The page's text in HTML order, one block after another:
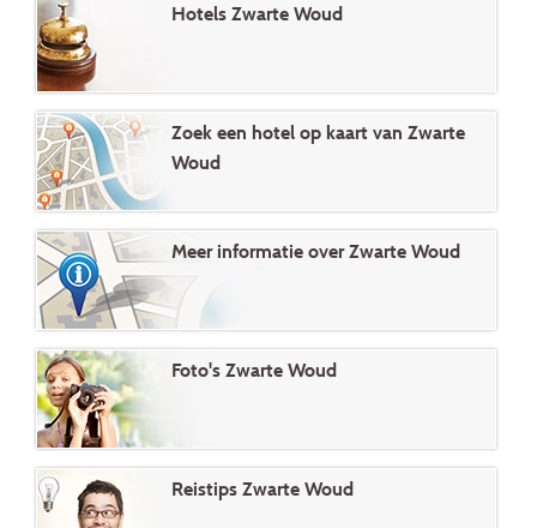
Hotels Zwarte Woud
Zoek een hotel op kaart van Zwarte
Woud
Meer informatie over Zwarte Woud
Foto's Zwarte Woud
Reistips Zwarte Woud